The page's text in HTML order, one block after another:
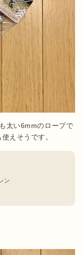
太い6mmのロープで
えそうです。
ン